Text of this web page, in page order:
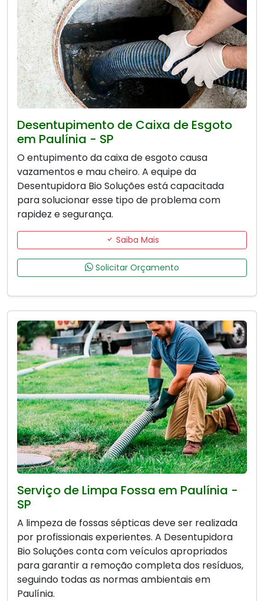
Desentupimento de Caixa de Esgoto
em Paulínia - SP
O entupimento da caixa de esgoto causa
vazamentos e mau cheiro. A equipe da
Desentupidora Bio Soluções está capacitada
para solucionar esse tipo de problema com
rapidez e segurança.
Saiba Mais
Solicitar Orçamento
Serviço de Limpa Fossa em Paulínia -
SP
A limpeza de fossas sépticas deve ser realizada
por profissionais experientes. A Desentupidora
Bio Soluções conta com veículos apropriados
para garantir a remoção completa dos resíduos,
seguindo todas as normas ambientais em
Paulínia.